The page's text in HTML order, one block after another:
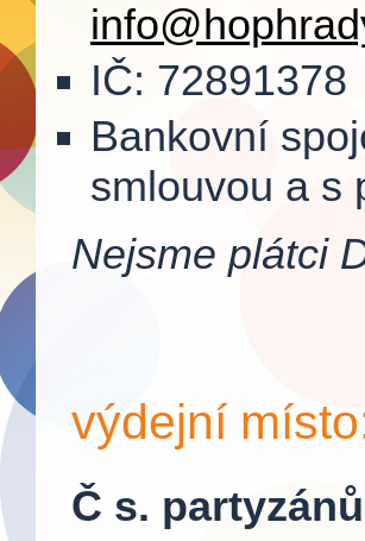
info@
IČ: 72891378
Bankovní
smlouvou a s
Nejsme plátci
výdejní
Č s.